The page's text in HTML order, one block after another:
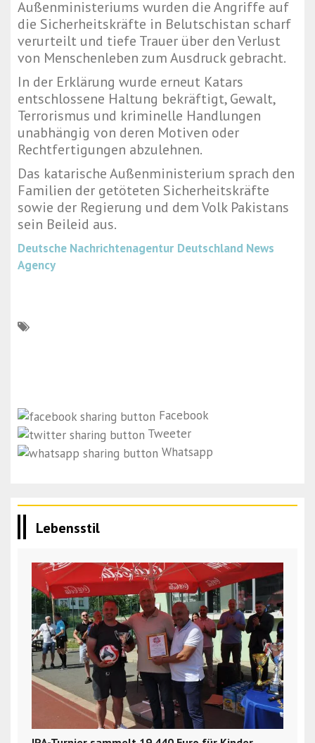
Außenministeriums wurden die Angriffe auf
die Sicherheitskräfte in Belutschistan scharf
verurteilt und tiefe Trauer über den Verlust
von Menschenleben zum Ausdruck gebracht.
In der Erklärung wurde erneut Katars
entschlossene Haltung bekräftigt, Gewalt,
Terrorismus und kriminelle Handlungen
unabhängig von deren Motiven oder
Rechtfertigungen abzulehnen.
Das katarische Außenministerium sprach den
Familien der getöteten Sicherheitskräfte
sowie der Regierung und dem Volk Pakistans
sein Beileid aus.
Deutsche Nachrichtenagentur Deutschland News
Agency
Facebook
Tweeter
Whatsapp
Lebensstil